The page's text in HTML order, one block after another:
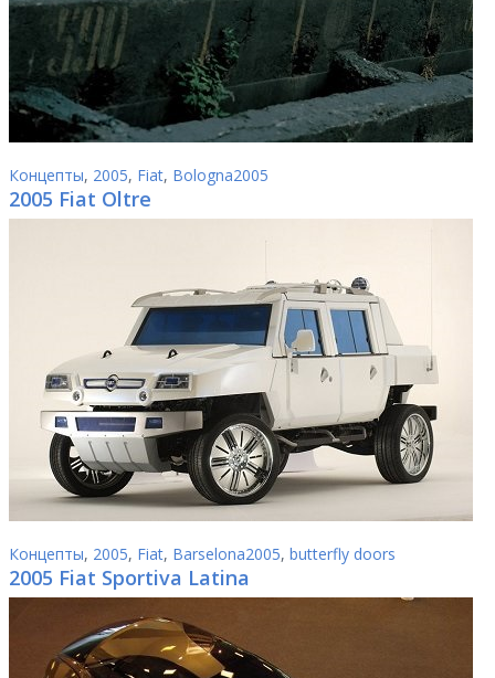
Концепты, 2005, Fiat, Bologna2005
2005 Fiat Oltre
Концепты, 2005, Fiat, Barselona2005, butterfly doors
2005 Fiat Sportiva Latina